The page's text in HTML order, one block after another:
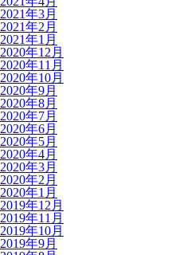
2021年3月
2021年2月
2021年1月
2020年12月
2020年11月
2020年10月
2020年9月
2020年8月
2020年7月
2020年6月
2020年5月
2020年4月
2020年3月
2020年2月
2020年1月
2019年12月
2019年11月
2019年10月
2019年9月